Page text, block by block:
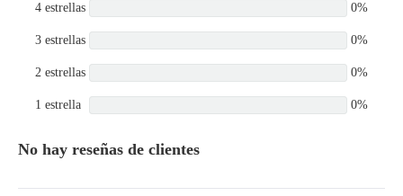
4 estrellas 0%
3 estrellas 0%
2 estrellas 0%
1 estrella 0%
No hay reseñas de clientes